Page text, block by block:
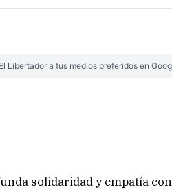
Libertador a tus medios preferidos en
solidaridad y empatía